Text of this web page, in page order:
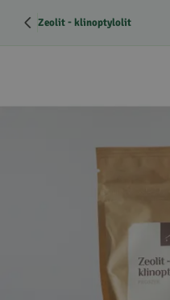
Zeolit - klinoptylolit